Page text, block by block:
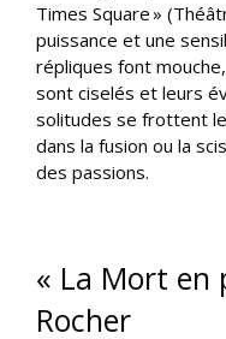
Times Square »
puissance et une
répliques font
sont ciselés et leurs
solitudes se frottent
dans la fusion ou la
des passions.
« La Mort en
Rocher